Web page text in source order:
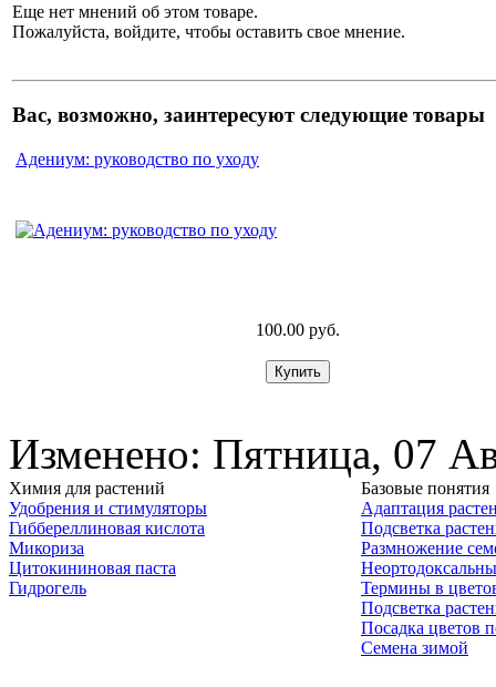
Еще нет мнений об этом товаре.
Пожалуйста, войдите, чтобы оставить свое мнение.
Вас, возможно, заинтересуют следующие товары
Адениум: руководство по уходу
100.00 руб.
Изменено: Пятница, 07
Химия для растений
Удобрения и стимуляторы
Гиббереллиновая кислота
Микориза
Цитокининовая паста
Гидрогель
Базовые понятия
Адаптация
Подсветка
Размножение
Термины в
Подсветка
Посадка цветов
Семена зимой